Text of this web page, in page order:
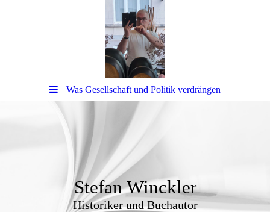
Was Gesellschaft und Politik verdrängen
Stefan Winckler
Historiker und Buchautor